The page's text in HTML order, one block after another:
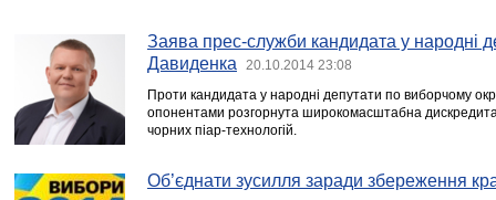
Заява прес-служби кандидата у народні
Давиденка
20.10.2014 23:08
Проти кандидата у народні депутати по виборчому
опонентами розгорнута широкомасштабна
чорних піар-технологій.
Об’єднати зусилля заради збереження